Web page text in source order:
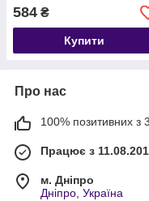
584 ₴
Купити
Про нас
100% позитивних з
Працює з
м. Дніпро
Дніпро, Україна